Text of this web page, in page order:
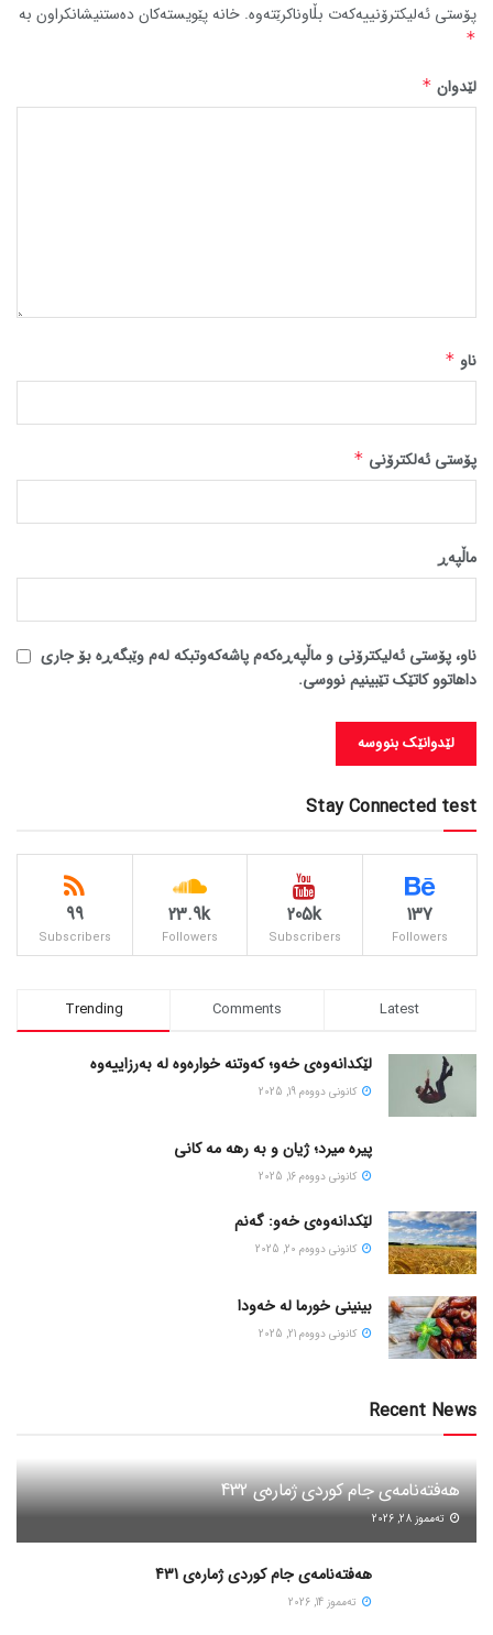
پۆستی ئەلیکترۆنییەکەت بڵاوناکرێتەوە. خانە پێویستەکان دەستنیشانکراون بە
*
لێدوان *
ناو *
پۆستی ئەلکترۆنی *
ماڵپه‌ڕ
ناو، پۆستی ئەلیکترۆنی و ماڵپەڕەکەم پاشەکەوتبکە لەم وێبگەڕە بۆ جاری
داهاتوو کاتێک تێبینیم نووسی.
Stay Connected test
137
Followers
205k
Subscribers
23.9k
Followers
99
Subscribers
Trending Comments Latest
لێکدانەوەی خەو؛ کەوتنە خوارەوە لە بەرزاییەوە
كانونی دووه‌م 19, 2025
پیره میرد؛ ژیان و به رهه مه کانی
كانونی دووه‌م 16, 2025
لێکدانەوەی خەو: گەنم
كانونی دووه‌م 20, 2025
بینینی خورما لە خەودا
كانونی دووه‌م 21, 2025
Recent News
هەفتەنامەی جام کوردی ژمارەی 432
ته‌مموز 28, 2026
هەفتەنامەی جام کوردی ژمارەی 431
ته‌مموز 14, 2026